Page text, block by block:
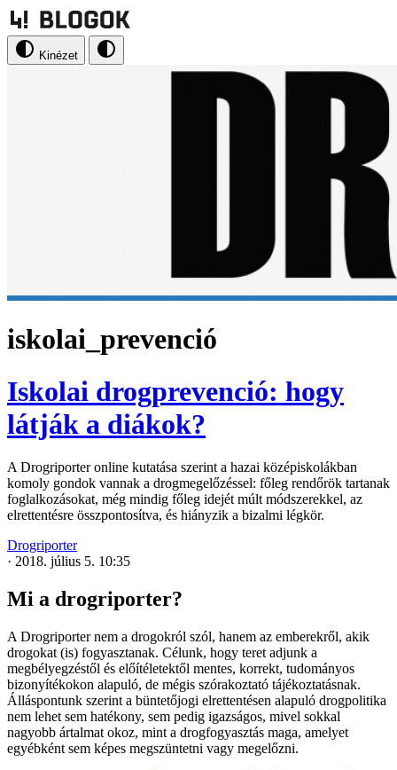
Kinézet
iskolai_prevenció
Iskolai drogprevenció: hogy
látják a diákok?
A Drogriporter online kutatása szerint a hazai középiskolákban
komoly gondok vannak a drogmegelőzéssel: főleg rendőrök tartanak
foglalkozásokat, még mindig főleg idejét múlt módszerekkel, az
elrettentésre összpontosítva, és hiányzik a bizalmi légkör.
Drogriporter
· 2018. július 5. 10:35
Mi a drogriporter?
A Drogriporter nem a drogokról szól, hanem az emberekről, akik
drogokat (is) fogyasztanak. Célunk, hogy teret adjunk a
megbélyegzéstől és előítéletektől mentes, korrekt, tudományos
bizonyítékokon alapuló, de mégis szórakoztató tájékoztatásnak.
Álláspontunk szerint a büntetőjogi elrettentésen alapuló drogpolitika
nem lehet sem hatékony, sem pedig igazságos, mivel sokkal
nagyobb ártalmat okoz, mint a drogfogyasztás maga, amelyet
egyébként sem képes megszüntetni vagy megelőzni.